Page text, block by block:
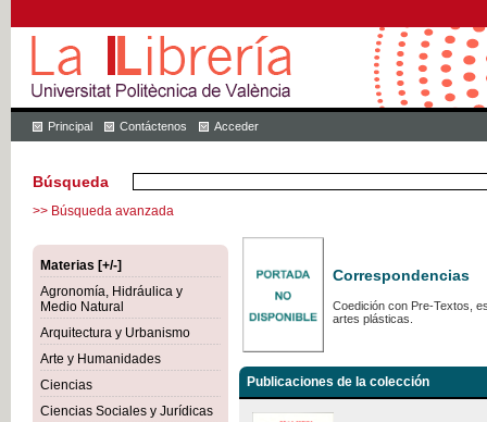
Principal Contáctenos Acceder
Búsqueda
>> Búsqueda avanzada
Materias [+/-]
Agronomía, Hidráulica y
Medio Natural
Arquitectura y Urbanismo
Arte y Humanidades
Ciencias
Ciencias Sociales y Jurídicas
Correspondencias
Coedición con Pre-Textos,
artes plásticas.
Publicaciones de la colección